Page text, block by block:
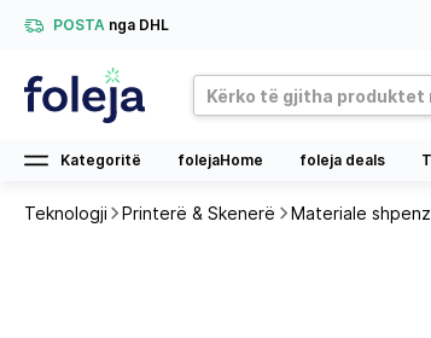
POSTA nga DHL
Kategoritë folejaHome foleja deals
Teknologji Printerë & Skenerë Materiale